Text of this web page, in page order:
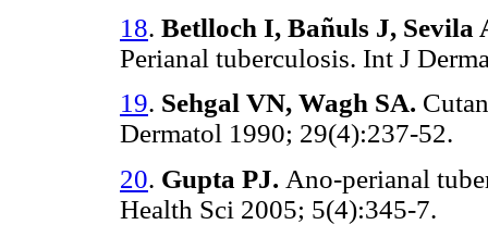
18. Betlloch I, Bañuls J, Sevila
Perianal tuberculosis. Int J
19. Sehgal VN, Wagh SA.
Dermatol 1990; 29(4):237-52.
20. Gupta PJ. Ano-perianal
Health Sci 2005; 5(4):345-7.